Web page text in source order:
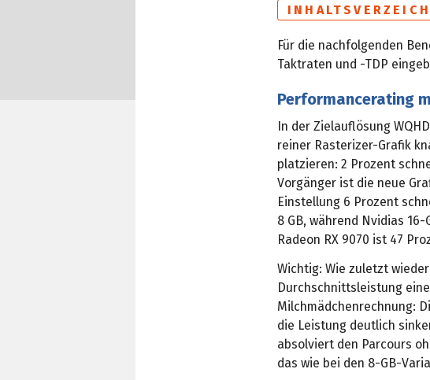
Für die nachfolgenden
Taktraten und -TDP
Performancerating
In der Zielauflösung
reiner Rasterizer-Grafik
platzieren: 2 Prozent
Vorgänger ist die neue
Einstellung 6 Prozent
8 GB, während Nvidias
Radeon RX 9070 ist 47
Wichtig: Wie zuletzt
Durchschnittsleistung
Milchmädchenrechnung:
die Leistung deutlich
absolviert den Parcours
das wie bei den 8-GB-